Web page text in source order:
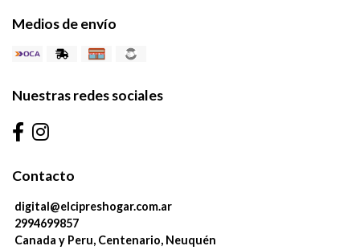
Medios de envío
Nuestras redes sociales
Contacto
digital@elcipreshogar.com.ar
2994699857
Canada y Peru, Centenario, Neuquén